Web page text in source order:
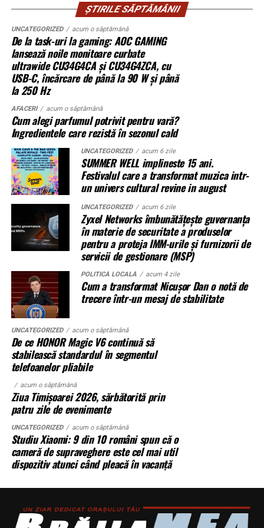
Proprietarul din acte locuiește în străinătate și nu a
intervenit timp de peste 15 ani.
Când decide să vândă terenul, descoperă că altcineva îl
revendică.
Nu mai e doar o discuție despre acte. Devine o analiză a
comportamentului în timp. Instanța cântărește
pasivitatea proprietarului versus acțiunile concrete ale
posesorului.
Procedura în instanță: ritm și
blocaje
Procesele de revendicare nu se rezolvă rapid. Dosarele
includ expertize, martori, verificări cadastrale. Termenele
se întind.
Se întâmplă. Des.
Instanțele se confruntă cu dosare vechi, acte incomplete
și situații juridice suprapuse. Mai ales în marile orașe sau
în zonele afectate de retrocedări.
Ce poate face proprietarul
Nu există o rețetă universală, dar câteva direcții apar
constant în practică:
verificarea riguroasă a titlului înainte de acțiune,
inclusiv istoricul imobilului
doar a celei existente la momentul achiziției
identificarea exactă a ocupantului și a eventualelor
drepturi invocate de acesta
Gama completă: de la 3 metri la 12 metri
lungime container
Modelul livrat către beneficiar reprezintă varianta de intrare a
gamei UZINEX. Producătorul oferă
centrale fotovoltaice mobile
în configurații adaptate volumului de consum al fiecărui client,
de la modelul compact până la containerul industrial 40 ft.
poate găzdui până la 160 kW panouri fotovoltaice instalate și
620 kWh capacitate de stocare — o autonomie comparabilă cu
o microcentrală fixă, fără constrângerile birocratice ale
acesteia. Toate variantele sunt customizabile pe specificul
fiecărui proiect.
Aplicații dincolo de șantierele civile
Ocentrală fotovoltaică mobilăeste o soluție multi-funcțională.
Aplicațiile identificate de UZINEX includ:
Șantiere de construcții civile și lucrări edilitare
Echipamente electrice alimentate pe fonduri
europene și PNRR
Operațiuni militare și tabere temporare
Stații mobile de încărcare auto electric
Evenimente outdoor și festivaluri
Operațiuni de ajutor umanitar în zone fără
„Există un decalaj
ȘTIRILE SĂPTĂMÂNII
UNCATEGORIZED acum o săptămână
De la task-uri la gaming: AOC GAMING
lansează noile monitoare curbate
ultrawide CU34G4CA și CU34G4ZCA, cu
USB-C, încărcare de până la 90 W și până
la 250 Hz
AFACERI acum o săptămână
Cum alegi parfumul potrivit pentru vară?
Ingredientele care rezistă în sezonul cald
UNCATEGORIZED acum 6 zile
SUMMER WELL implineste 15 ani.
Festivalul care a transformat muzica intr-
un univers cultural revine in august
UNCATEGORIZED acum 6 zile
Zyxel Networks îmbunătățește guvernanța
în materie de securitate a produselor
pentru a proteja IMM-urile și furnizorii de
servicii de gestionare (MSP)
POLITICĂ LOCALĂ acum 4 zile
Cum a transformat Nicușor Dan o notă de
trecere într-un mesaj de stabilitate
UNCATEGORIZED acum o săptămână
De ce HONOR Magic V6 continuă să
stabilească standardul în segmentul
telefoanelor pliabile
acum o săptămână
Ziua Timișoarei 2026, sărbătorită prin
patru zile de evenimente
UNCATEGORIZED acum o săptămână
Studiu Xiaomi: 9 din 10 români spun că o
cameră de supraveghere este cel mai util
dispozitiv atunci când pleacă în vacanță